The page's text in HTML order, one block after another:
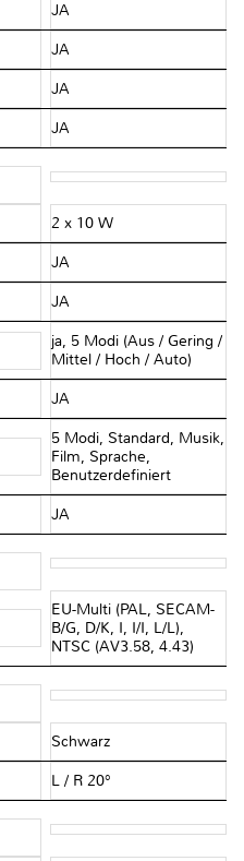
JA
JA
JA
JA
2 x 10 W
JA
JA
ja, 5 Modi (Aus / Gering /
Mittel / Hoch / Auto)
JA
5 Modi, Standard, Musik,
Film, Sprache,
Benutzerdefiniert
JA
EU-Multi (PAL, SECAM-
B/G, D/K, I, I/I, L/L),
NTSC (AV3.58, 4.43)
Schwarz
L / R 20°